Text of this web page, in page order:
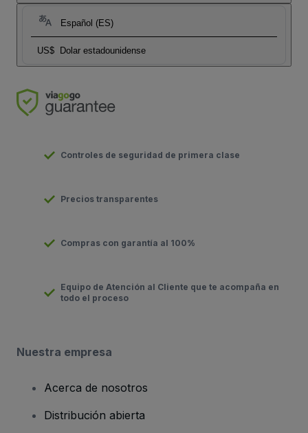
Español (ES)
US$ Dolar estadounidense
Controles de seguridad de primera clase
Precios transparentes
Compras con garantía al 100%
Equipo de Atención al Cliente que te acompaña en
todo el proceso
Nuestra empresa
Acerca de nosotros
Distribución abierta